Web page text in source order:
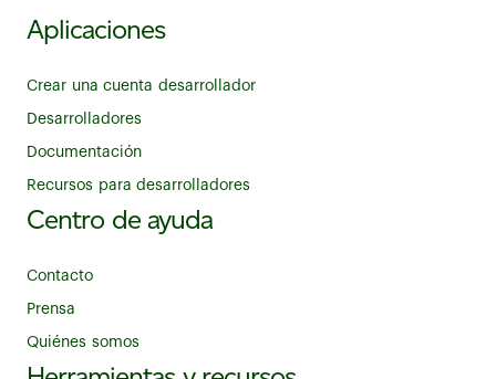
Aplicaciones
Crear una cuenta desarrollador
Desarrolladores
Documentación
Recursos para desarrolladores
Centro de ayuda
Contacto
Prensa
Quiénes somos